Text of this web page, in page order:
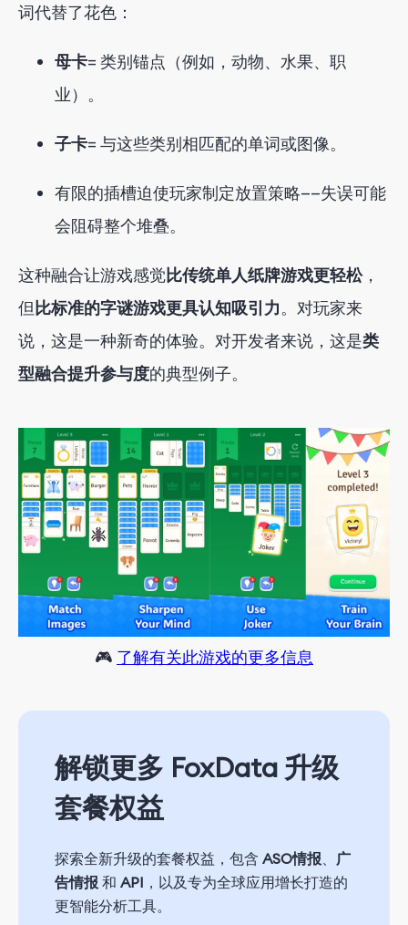
词代替了花色：
母卡= 类别锚点（例如，动物、水果、职
业）。
子卡= 与这些类别相匹配的单词或图像。
有限的插槽迫使玩家制定放置策略——失误可能
会阻碍整个堆叠。
这种融合让游戏感觉比传统单人纸牌游戏更轻松，
但 比标准的字谜游戏更具认知吸引力。对玩家来
说，这是一种新奇的体验。对开发者来说，这是类
型融合提升参与度的典型例子。
🎮 了解有关此游戏的更多信息
解锁更多 FoxData 升级
套餐权益
探索全新升级的套餐权益，包含 ASO情报、 广
告情报 和 API ，以及专为全球应用增长打造的
更智能分析工具。